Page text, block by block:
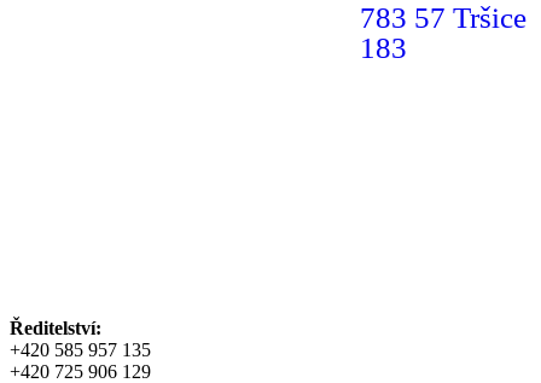
783 57 Tršice
183
Ředitelství:
+420 585 957 135
+420 725 906 129